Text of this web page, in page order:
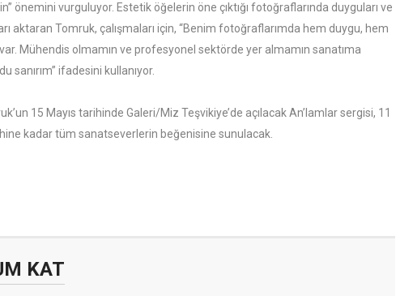
önemini vurguluyor. Estetik öğelerin öne çıktığı fotoğraflarında duyguları ve
aktaran Tomruk, çalışmaları için, “Benim fotoğraflarımda hem duygu, hem
Mühendis olmamın ve profesyonel sektörde yer almamın sanatıma
sanırım” ifadesini kullanıyor.
15 Mayıs tarihinde Galeri/Miz Teşvikiye’de açılacak An’lamlar sergisi, 11
kadar tüm sanatseverlerin beğenisine sunulacak.
KAT